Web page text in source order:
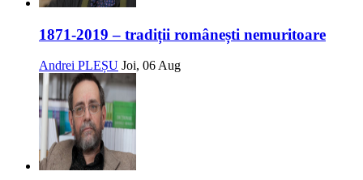
1871-2019 – tradiții românești nemuritoare
Andrei PLEȘU Joi, 06 Aug